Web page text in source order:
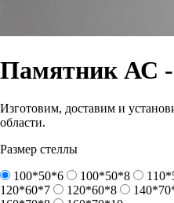
Памятник АС
Изготовим, доставим и
области.
Размер стеллы
100*50*6
100*50*8
120*60*7
120*60*8